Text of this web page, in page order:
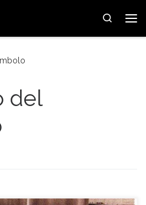
Search
del